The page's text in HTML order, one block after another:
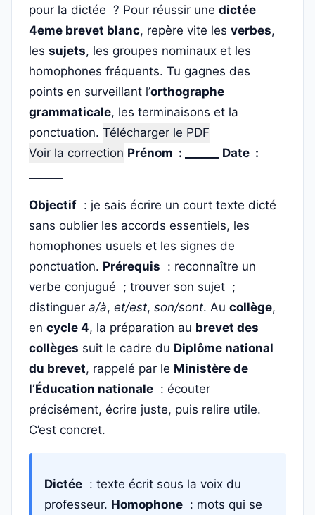
pour la dictée ? Pour réussir une dictée
4eme brevet blanc, repère vite les verbes,
les sujets, les groupes nominaux et les
homophones fréquents. Tu gagnes des
points en surveillant l’orthographe
grammaticale, les terminaisons et la
ponctuation. Télécharger le PDF
Voir la correction Prénom : ______
Date :
Objectif : je sais écrire un court texte dicté
sans oublier les accords essentiels, les
homophones usuels et les signes de
ponctuation. Prérequis : reconnaître un
verbe conjugué ; trouver son sujet ;
distinguer a/à, et/est, son/sont. Au collège,
en cycle 4, la préparation au brevet des
collèges suit le cadre du Diplôme national
du brevet, rappelé par le Ministère de
l’Éducation nationale : écouter
précisément, écrire juste, puis relire utile.
C’est concret.
Dictée : texte écrit sous la voix du
professeur. Homophone : mots qui se